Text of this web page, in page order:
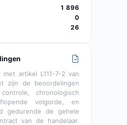
1 896
0
26
met artikel L111-7-2 van
zijn de beoordelingen
chronologisch
volgorde, en
gedurende de gehele
van de handelaar.